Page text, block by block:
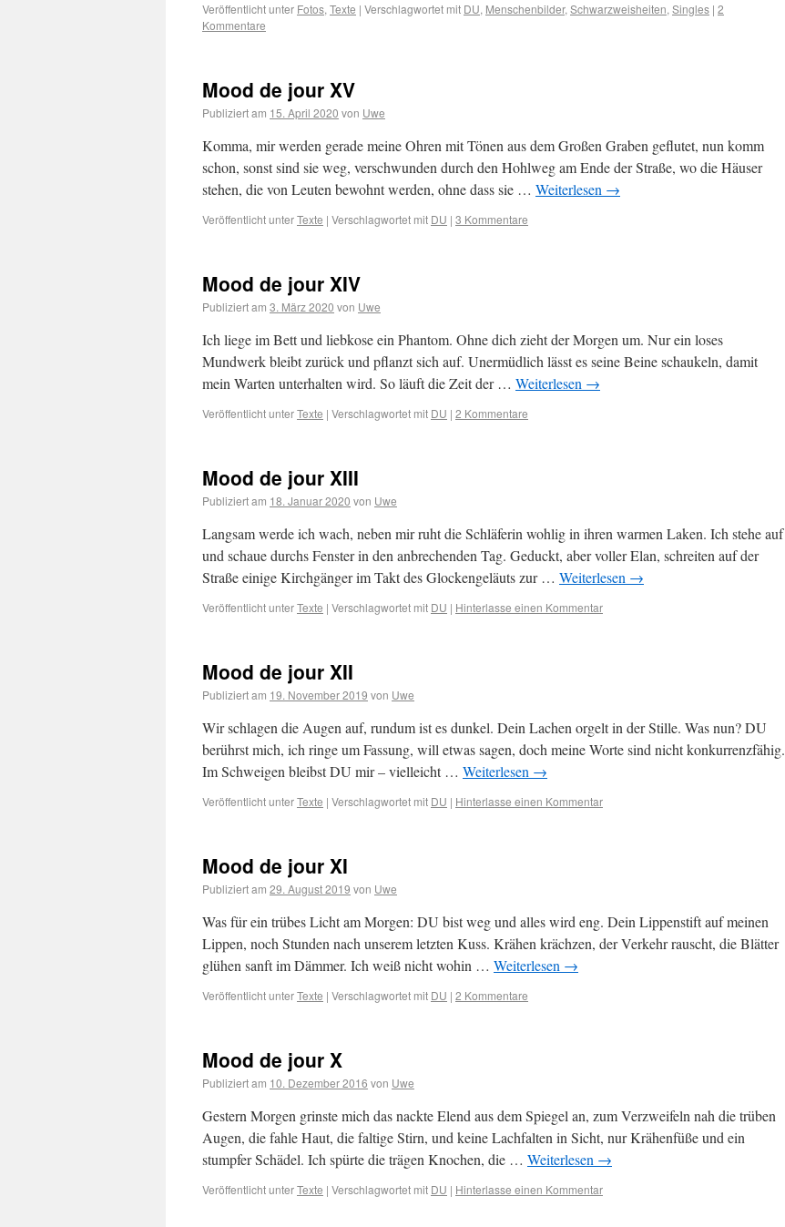
Veröffentlicht unter Fotos, Texte | Verschlagwortet mit DU, Menschenbilder, Schwarzweisheiten, Singles | 2
Kommentare
Mood de jour XV
Publiziert am 15. April 2020 von Uwe
Komma, mir werden gerade meine Ohren mit Tönen aus dem Großen Graben geflutet, nun komm
schon, sonst sind sie weg, verschwunden durch den Hohlweg am Ende der Straße, wo die Häuser
stehen, die von Leuten bewohnt werden, ohne dass sie … Weiterlesen →
Veröffentlicht unterTexte | Verschlagwortet mit DU | 3 Kommentare
Mood de jour XIV
Publiziert am 3. März 2020 von Uwe
Ich liege im Bett und liebkose ein Phantom. Ohne dich zieht der Morgen um. Nur ein loses
Mundwerk bleibt zurück und pflanzt sich auf. Unermüdlich lässt es seine Beine schaukeln, damit
mein Warten unterhalten wird. So läuft die Zeit der … Weiterlesen →
Veröffentlicht unterTexte | Verschlagwortet mit DU | 2 Kommentare
Mood de jour XIII
Publiziert am 18. Januar 2020 von Uwe
Langsam werde ich wach, neben mir ruht die Schläferin wohlig in ihren warmen Laken. Ich stehe auf
und schaue durchs Fenster in den anbrechenden Tag. Geduckt, aber voller Elan, schreiten auf der
Straße einige Kirchgänger im Takt des Glockengeläuts zur … Weiterlesen →
Veröffentlicht unterTexte | Verschlagwortet mit DU | Hinterlasse einen Kommentar
Mood de jour XII
Publiziert am 19. November 2019 von Uwe
Wir schlagen die Augen auf, rundum ist es dunkel. Dein Lachen orgelt in der Stille. Was nun? DU
berührst mich, ich ringe um Fassung, will etwas sagen, doch meine Worte sind nicht konkurrenzfähig.
Im Schweigen bleibst DU mir – vielleicht … Weiterlesen →
Veröffentlicht unterTexte | Verschlagwortet mit DU | Hinterlasse einen Kommentar
Mood de jour XI
Publiziert am 29. August 2019 von Uwe
Was für ein trübes Licht am Morgen: DU bist weg und alles wird eng. Dein Lippenstift auf meinen
Lippen, noch Stunden nach unserem letzten Kuss. Krähen krächzen, der Verkehr rauscht, die Blätter
glühen sanft im Dämmer. Ich weiß nicht wohin … Weiterlesen →
Veröffentlicht unterTexte | Verschlagwortet mit DU | 2 Kommentare
Mood de jour X
Publiziert am 10. Dezember 2016 von Uwe
Gestern Morgen grinste mich das nackte Elend aus dem Spiegel an, zum Verzweifeln nah die trüben
Augen, die fahle Haut, die faltige Stirn, und keine Lachfalten in Sicht, nur Krähenfüße und ein
stumpfer Schädel. Ich spürte die trägen Knochen, die … Weiterlesen →
Veröffentlicht unterTexte | Verschlagwortet mit DU | Hinterlasse einen Kommentar